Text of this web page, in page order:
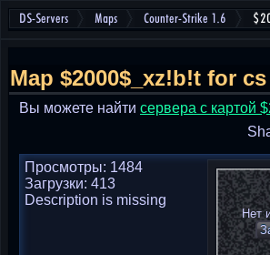
DS-Servers Maps Counter-Strike 1.6
Map $2000$_xz!b!t for cs
Вы можете найти cервера с картой
Нет
Просмотры: 1484
Загрузки: 413
Description is missing